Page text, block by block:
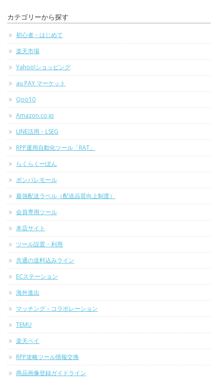
カテゴリーから探す
初心者・はじめて
楽天市場
Yahoo!ショッピング
au PAY マーケット
Qoo10
Amazon.co.jp
LINE活用・LSEG
RPP運用自動化ツール「RAT」
らくらくーぽん
ポンパレモール
最強配送ラベル（配送品質向上制度）
会員専用ツール
本店サイト
ツール設置・利用
共通の送料込みライン
ECステーション
海外進出
マッチング・コラボレーション
TEMU
楽天ペイ
RPP攻略ツール情報交換
商品画像登録ガイドライン